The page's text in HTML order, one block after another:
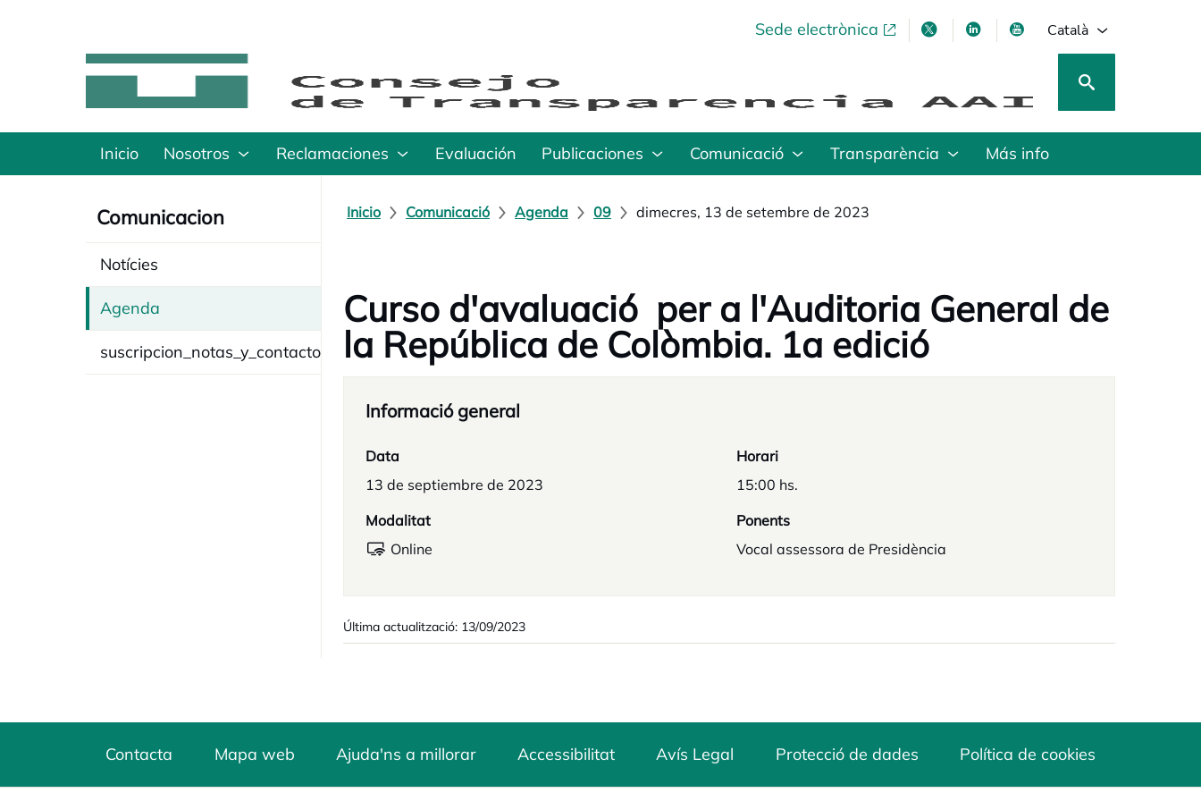
Sede electrònicaopens in a new tabopens in a new tab
opens in a new tab
opens in a new tab
Català
Inicio Nosotros Reclamaciones Evaluación Publicaciones Comunicació Transparència Más info
Comunicacion
Notícies
Agenda
suscripcion_notas_y_contacto
Inicio Comunicació Agenda 09 dimecres, 13 de setembre de 2023
Curso d'avaluació per a l'Auditoria General de
la República de Colòmbia. 1a edició
Informació general
Data
13 de septiembre de 2023
Horari
15:00 hs.
Modalitat
Online
Ponents
Vocal assessora de Presidència
Última actualització: 13/09/2023
Contacta Mapa web Ajuda'ns a millorar Accessibilitat Avís Legal Protecció de dades Política de cookies